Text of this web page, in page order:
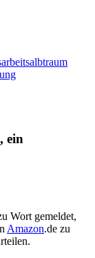
ein
Wort gemeldet,
Amazon.de zu